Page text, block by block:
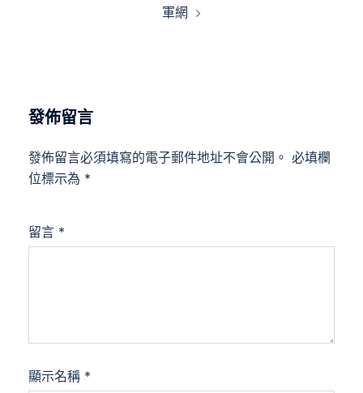
軍網
發佈留言
發佈留言必須填寫的電子郵件地址不會公開。 必填欄
位標示為 *
留言 *
顯示名稱 *